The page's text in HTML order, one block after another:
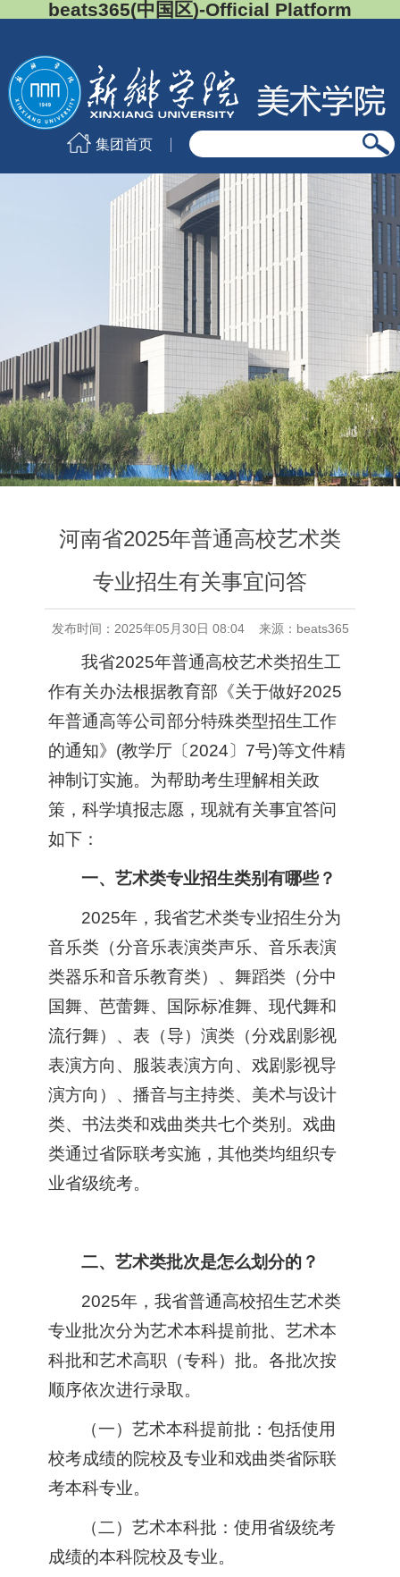
beats365(中国区)-Official Platform
集团首页
河南省2025年普通高校艺术类
专业招生有关事宜问答
发布时间：2025年05月30日 08:04 来源：beats365
我省2025年普通高校艺术类招生工
作有关办法根据教育部《关于做好2025
年普通高等公司部分特殊类型招生工作
的通知》(教学厅〔2024〕7号)等文件精
神制订实施。为帮助考生理解相关政
策，科学填报志愿，现就有关事宜答问
如下：
一、艺术类专业招生类别有哪些？
2025年，我省艺术类专业招生分为
音乐类（分音乐表演类声乐、音乐表演
类器乐和音乐教育类）、舞蹈类（分中
国舞、芭蕾舞、国际标准舞、现代舞和
流行舞）、表（导）演类（分戏剧影视
表演方向、服装表演方向、戏剧影视导
演方向）、播音与主持类、美术与设计
类、书法类和戏曲类共七个类别。戏曲
类通过省际联考实施，其他类均组织专
业省级统考。
二、艺术类批次是怎么划分的？
2025年，我省普通高校招生艺术类
专业批次分为艺术本科提前批、艺术本
科批和艺术高职（专科）批。各批次按
顺序依次进行录取。
（一）艺术本科提前批：包括使用
校考成绩的院校及专业和戏曲类省际联
考本科专业。
（二）艺术本科批：使用省级统考
成绩的本科院校及专业。